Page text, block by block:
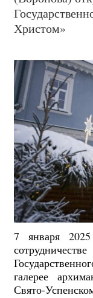
Христом»
7 января
галерее
Свято-